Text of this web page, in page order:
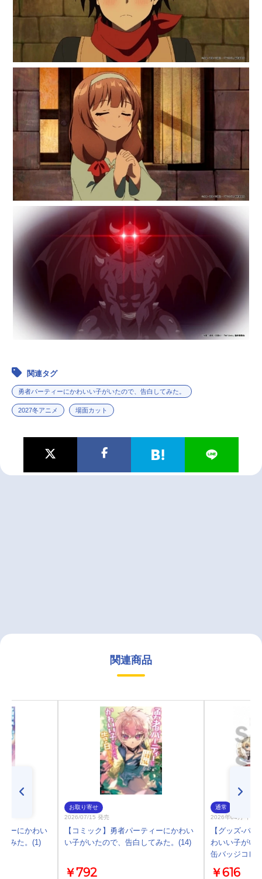
関連タグ
勇者パーティーにかわいい子がいたので、告白してみた。
2027冬アニメ 場面カット
関連商品
ーにかわい
みた。(1)
お取り寄せ
2026/07/15 発売
【コミック】勇者パーティーにかわい
い子がいたので、告白してみた。(14)
￥792
通常
2026年04月 下旬
【グッズ-バ
わいい子がい
缶バッジコレ
￥616